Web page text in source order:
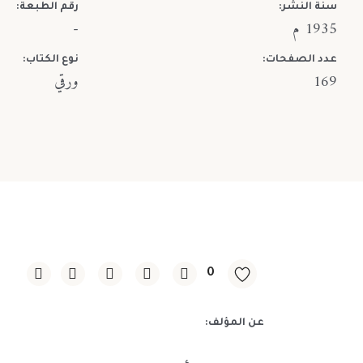
سنة النشر:
1935 م
رقم الطبعة:
-
عدد الصفحات:
169
نوع الكتاب:
ورقي
0
عن المؤلف: